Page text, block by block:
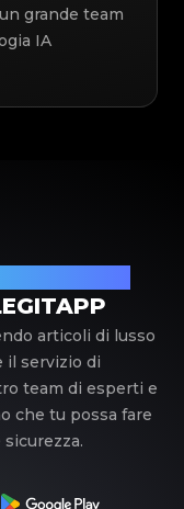
grande team
IA
articoli di lusso
il servizio di
team di esperti e
che tu possa fare